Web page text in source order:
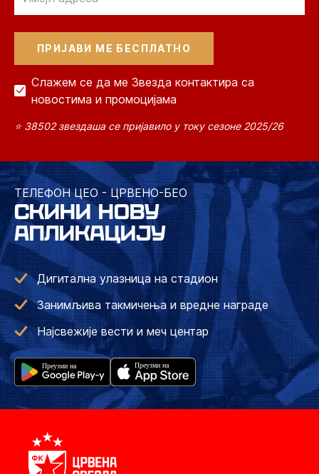
Слажем се да ме Звезда контактира са
новостима и промоцијама
⭐ 38502 звездаша се пријавило у току сезоне 2025/26
ТЕЛЕФОН ЦЕО - ЦРВЕНО-БЕО
СКИНИ НОВУ
АПЛИКАЦИЈУ
Дигитална улазница на стадион
Занимљива такмичења и вредне награде
Најсвежије вести и меч центар